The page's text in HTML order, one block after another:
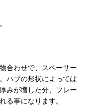
合わせで、スペーサー
ハブの形状によっては
みが増した分、フレー
る事になります。